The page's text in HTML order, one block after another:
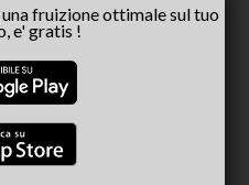
Capria
fruizione ottimale sul tuo
e' gratis !